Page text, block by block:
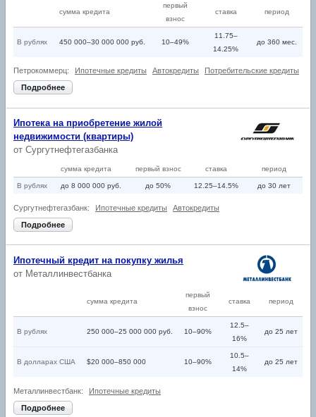
сумма кредита
первый
взнос
ставка период
В рублях 450 000–30 000 000 руб. 10–49%
11.75–
14.25%
до 360 мес.
Петрокоммерц: Ипотечные кредиты Автокредиты
Потребительские кредиты
Подробнее
Ипотека на приобретение жилой
недвижимости (квартиры)
от Сургутнефтегазбанка
сумма кредита первый взнос ставка период
В рублях до 8 000 000 руб. до 50% 12.25–14.5% до 30 лет
Сургутнефтегазбанк: Ипотечные кредиты
Автокредиты
Подробнее
Ипотечный кредит на покупку жилья
от Металлинвестбанка
сумма кредита
первый
взнос
ставка период
В рублях 250 000–25 000 000 руб. 10–90%
12.5–
16%
до 25 лет
В долларах США $20 000–850 000 10–90%
10.5–
14%
до 25 лет
Металлинвестбанк:
Ипотечные кредиты
Подробнее